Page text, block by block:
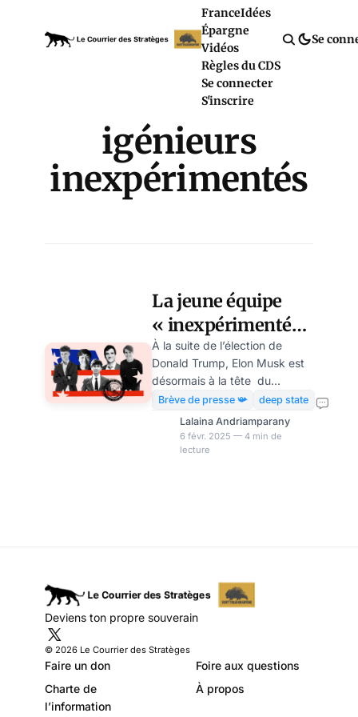
FranceIdées
Épargne
Vidéos
Règles du CDS
Se connecter
S'inscrire
Se
igénieurs
inexpérimentés
La jeune équipe
« inexpérimentée »
de Musk prend les
rênes de la DOGE
À la suite de l’élection de
Donald Trump, Elon Musk est
désormais à la tête du
célèbre programme d’«
efficacité gouvernementale »,
baptisé DOGE. Profitant de ce
rôle, le milliardaire a étendu
jeunes profils issus de milieux
technologiques comme Gavin
Kliger, Luke Farritor et Edward
Coristine. Pour le média Wired,
Brève de presse 📯
deep state
Lalaina Andriamparany
6 févr. 2025 — 4 min de
lecture
Deviens ton propre souverain
© 2026 Le Courrier des Stratèges
Faire un don
Foire aux questions
Charte de
l’information
À propos